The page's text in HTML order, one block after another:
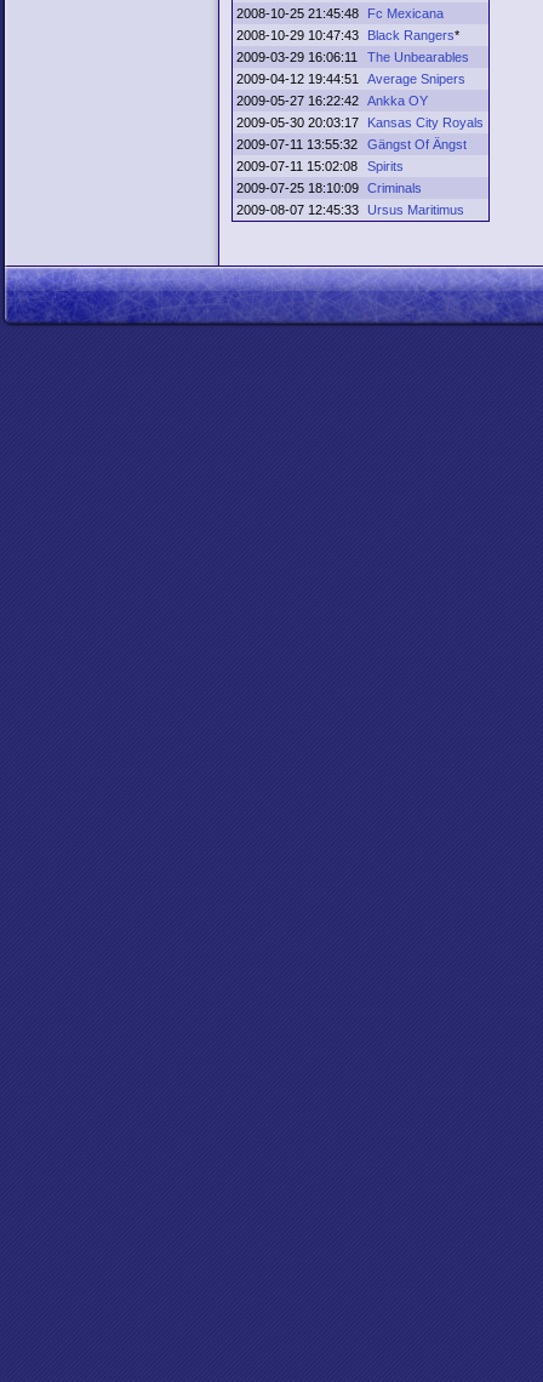
2008-10-25 21:45:48
Fc Mexicana
2008-10-29 10:47:43
Black Rangers*
2009-03-29 16:06:11
The Unbearables
2009-04-12 19:44:51
Average Snipers
2009-05-27 16:22:42 Ankka OY
2009-05-30 20:03:17
Kansas City Royals
2009-07-11 13:55:32
Gängst Of Ängst
2009-07-11 15:02:08
Spirits
2009-07-25 18:10:09 Criminals
2009-08-07 12:45:33 Ursus Maritimus